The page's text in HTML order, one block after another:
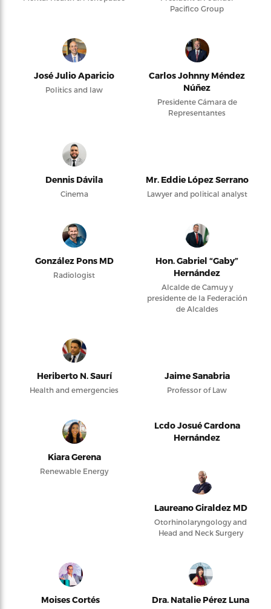
Pacifico Group
José Julio Aparicio
Politics and law
Carlos Johnny Méndez
Núñez
Presidente Cámara de
Representantes
Dennis Dávila
Cinema
Mr. Eddie López Serrano
Lawyer and political analyst
González Pons MD
Radiologist
Hon. Gabriel “Gaby”
Hernández
Alcalde de Camuy y
presidente de la Federación
de Alcaldes
Heriberto N. Saurí
Health and emergencies
Jaime Sanabria
Professor of Law
Kiara Gerena
Renewable Energy
Lcdo Josué Cardona
Hernández
Laureano Giraldez MD
Otorhinolaryngology and
Head and Neck Surgery
Moises Cortés Dra. Natalie Pérez Luna